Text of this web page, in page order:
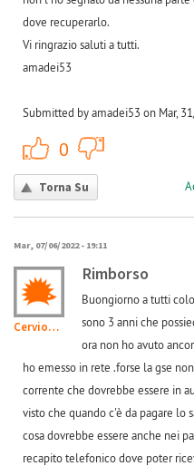
dove recuperarlo.
Vi ringrazio saluti a tutti.
amadei53
Submitted by amadei53 on Mar,
0
Torna Su
Mar, 07/06/2022 - 19:11
Cerviom12+
Rimborso
Buongiorno a tutti
sono 3 anni che
ora non ho avuto
ho emesso in rete .forse la gse
corrente che dovrebbe essere in
visto che quando c'è da pagare lo
cosa dovrebbe essere anche nei
recapito telefonico dove poter